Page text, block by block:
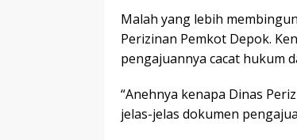
Malah yang lebih
Perizinan Pemkot Depok.
pengajuannya cacat hukum
“Anehnya kenapa Dinas
jelas-jelas dokumen